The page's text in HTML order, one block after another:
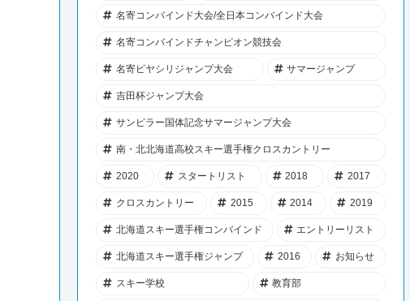
名寄コンバインド大会/全日本コンバインド大会
名寄コンバインドチャンピオン競技会
名寄ピヤシリジャンプ大会 サマージャンプ
吉田杯ジャンプ大会
サンピラー国体記念サマージャンプ大会
南・北北海道高校スキー選手権クロスカントリー
2020 スタートリスト 2018 2017
クロスカントリー 2015 2014 2019
北海道スキー選手権コンバインド エントリーリスト
北海道スキー選手権ジャンプ 2016 お知らせ
スキー学校 教育部